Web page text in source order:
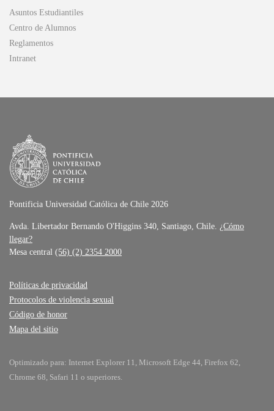
Asuntos Estudiantiles
Centro de Alumnos
Reglamentos
Intranet
Pontificia Universidad Católica de Chile 2026
Avda. Libertador Bernando O'Higgins 340, Santiago, Chile. ¿Cómo
llegar?
Mesa central (56) (2) 2354 2000
Políticas de privacidad
Protocolos de violencia sexual
Código de honor
Mapa del sitio
Optimizado para: Internet Explorer 11, Microsoft Edge 44, Firefox 62,
Chrome 68, Safari 11 o superiores.